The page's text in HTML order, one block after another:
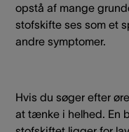
opstå af mange
stofskifte ses som et
andre symptomer.
Hvis du søger efter
at tænke i helhed. En